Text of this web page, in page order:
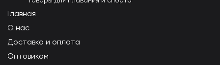
Главная
О нас
Доставка и оплата
Оптовикам